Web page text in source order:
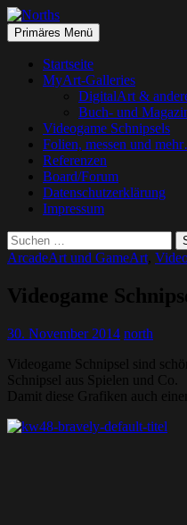
Norths
Suchen
Primäres Menü Springe
zum
Startseite
MyArt-Galleries
DigitalArt &
Buch- und
Videogame Schnipsels
Folien, messen und
Referenzen
Board/Forum
Datenschutzerklärung
Impressum
Suchen
nach:
ArcadeArt und GameArt
Videogame
30. November 2014 north
Videogame Schnipsel sind
Schnipsel aus Spielen und Co.
Damit diese Grafiken auch